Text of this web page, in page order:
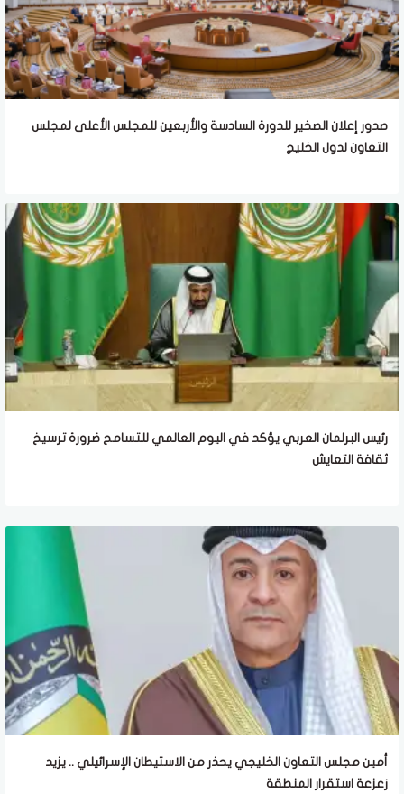
صدور إعلان الصخير للدورة السادسة والأربعين للمجلس الأعلى لمجلس
التعاون لدول الخليج
رئيس البرلمان العربي يؤكد في اليوم العالمي للتسامح ضرورة ترسيخ
ثقافة التعايش
أمين مجلس التعاون الخليجي يحذر من الاستيطان الإسرائيلي .. يزيد
زعزعة استقرار المنطقة